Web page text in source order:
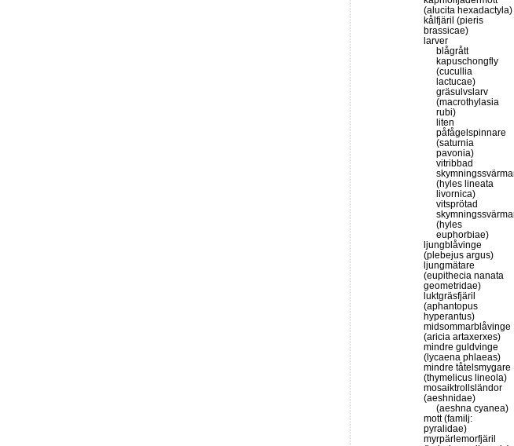
(alucita hexadactyla)
kålfjäril (pieris
brassicae)
larver
blågrått
kapuschongfly
(cucullia
lactucae)
gräsulvslarv
(macrothylasia
rubi)
liten
påfågelspinnare
(saturnia
pavonia)
vitribbad
(hyles lineata
livornica)
vitsprötad
(hyles
euphorbiae)
ljungblåvinge
(plebejus argus)
ljungmätare
(eupithecia nanata
geometridae)
luktgräsfjäril
(aphantopus
hyperantus)
midsommarblåvinge
(aricia artaxerxes)
mindre guldvinge
(lycaena phlaeas)
mindre tåtelsmygare
(thymelicus lineola)
mosaiktrollsländor
(aeshnidae)
(aeshna cyanea)
mott (familj:
pyralidae)
myrpärlemorfjäril